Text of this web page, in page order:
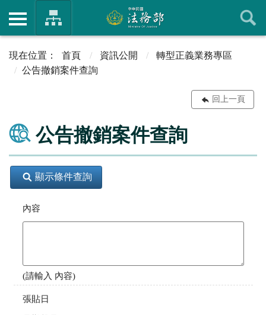
首頁 資訊公開
轉型正義業務專區
公告撤銷案件查詢
回上一頁
公告撤銷案件查詢
顯示條件查詢
內容
(請輸入 內容)
張貼日